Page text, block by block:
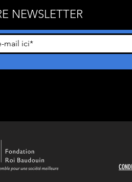
NEWSLETTER